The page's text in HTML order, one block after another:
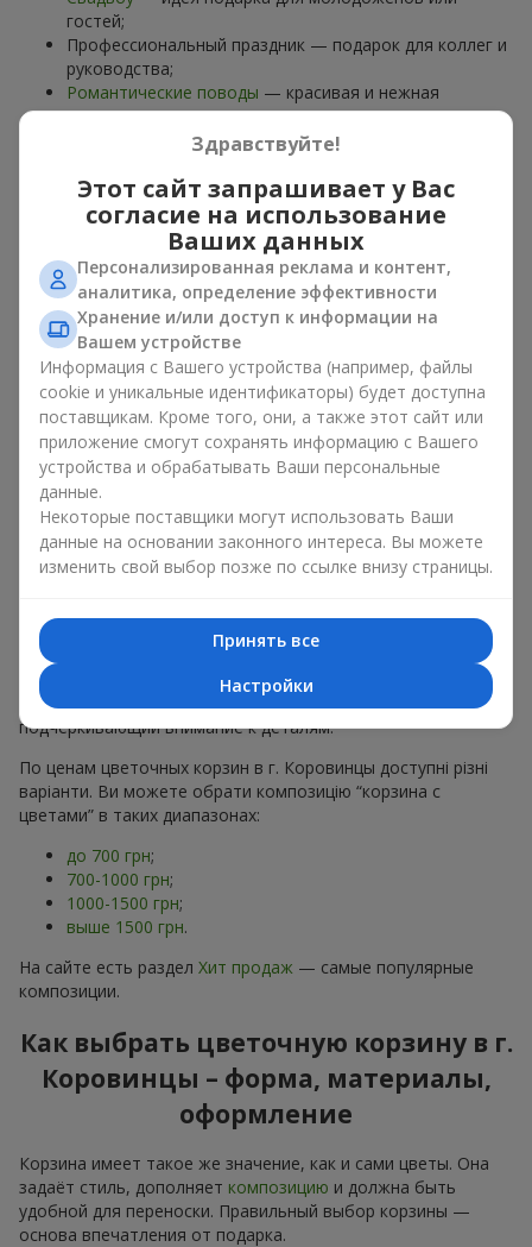
гостей;
Профессиональный праздник — подарок для коллег и
руководства;
Романтические поводы — красивая и нежная
композиция;
Корпоративные события— подарок деловому
Цветочная корзина — универсальный подарок для любого
возраста. Стильные ручные композиции позволяют
передать любые эмоции: благодарность, восхищение,
поддержку,любовь.
Виды цветочных корзин в г.
Коровинцы: классика,
романтика, минимализм
Ассортимент цветочных корзин на flowers.uaвключает
варианты на любой вкус:
Классические композиции— сочетанияроз, лилий,
хризантемв строгих формах;
Романтические варианты — корзины в пастельных
Минималистичные решения— натуральные формы,
акцент на цвет или текстуру.
Есть также
VIP-композиции— роскошные корзины для
особых случаев. Каждое изделие — оригинальный подарок,
подчёркивающий внимание к деталям.
По ценам цветочных корзин в г. Коровинцы доступні різні
варіанти. Ви можете обрати композицію “корзина с
цветами” в таких диапазонах:
до 700 грн;
700-1000 грн;
1000-1500 грн;
выше 1500 грн.
На сайте есть раздел Хит продаж — самые популярные
композиции.
Как выбрать цветочную корзину в г.
Коровинцы – форма, материалы,
оформление
Корзина имеет такое же значение, как и сами цветы. Она
задаёт стиль, дополняет композицию и должна быть
удобной для переноски. Правильный выбор корзины —
основа впечатления от подарка.
Здравствуйте!
Этот сайт запрашивает у Вас
согласие на использование
Ваших данных
Персонализированная реклама и контент,
аналитика, определение эффективности
Хранение и/или доступ к информации на
Вашем устройстве
Информация с Вашего устройства (например, файлы
cookie и уникальные идентификаторы) будет доступна
поставщикам. Кроме того, они, а также этот сайт или
приложение смогут сохранять информацию с Вашего
устройства и обрабатывать Ваши персональные
данные.
Некоторые поставщики могут использовать Ваши
данные на основании законного интереса. Вы можете
изменить свой выбор позже по ссылке внизу страницы.
Принять все
Настройки